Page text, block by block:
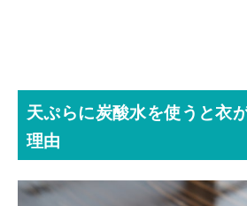
天ぷらに炭酸水を使うと衣
理由